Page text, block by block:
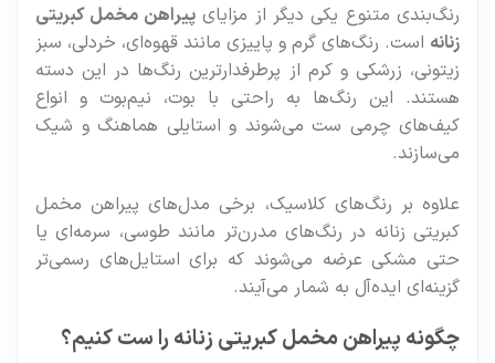
رنگ‌بندی متنوع یکی دیگر از مزایای پیراهن مخمل کبریتی
زنانهاست. رنگ‌های گرم و پاییزی مانند قهوه‌ای، خردلی، سبز
زیتونی، زرشکی و کرم از پرطرفدارترین رنگ‌ها در این دسته
هستند. این رنگ‌ها به راحتی با بوت، نیم‌بوت و انواع
کیف‌های چرمی ست می‌شوند و استایلی هماهنگ و شیک
می‌سازند.
علاوه بر رنگ‌های کلاسیک، برخی مدل‌های پیراهن مخمل
کبریتی زنانه در رنگ‌های مدرن‌تر مانند طوسی، سرمه‌ای یا
حتی مشکی عرضه می‌شوند که برای استایل‌های رسمی‌تر
گزینه‌ای ایده‌آل به شمار می‌آیند.
چگونه پیراهن مخمل کبریتی زنانه را ست کنیم؟